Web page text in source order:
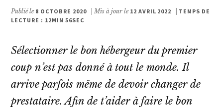
Publié le 8 OCTOBRE 2020 | Mis à jour le 12 AVRIL 2022
TEMPS DE
LECTURE : 12MIN 56SEC
Sélectionner le bon hébergeur du premier
coup n’est pas donné à tout le monde. Il
arrive parfois même de devoir changer de
prestataire. Afin de t’aider à faire le bon